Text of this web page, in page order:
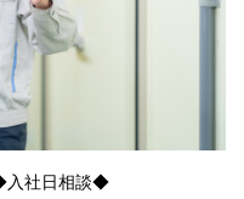
トで嫌なことがあった」
と、誰もが優しく励まし
てください！
軽にお問合せください！
)
よっては本社へのキャリア
社日相談◆